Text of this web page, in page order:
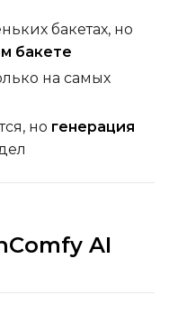
бакетах, но
бакете
на самых
но генерация
AI